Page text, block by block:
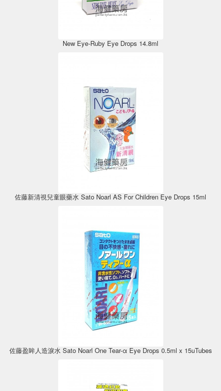
New Eye-Ruby Eye Drops 14.8ml
佐藤新清視兒童眼藥水 Sato Noarl AS For Children Eye Drops 15ml
佐藤盈眸人造淚水 Sato Noarl One Tear-α Eye Drops 0.5ml x 15uTubes